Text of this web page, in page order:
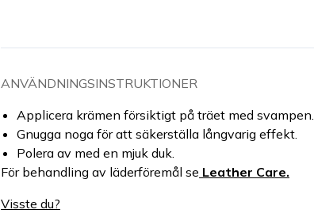
ANVÄNDNINGSINSTRUKTIONER
Applicera krämen försiktigt på träet med svampen.
Gnugga noga för att säkerställa långvarig effekt.
Polera av med en mjuk duk.
För behandling av läderföremål se Leather Care.
Visste du?